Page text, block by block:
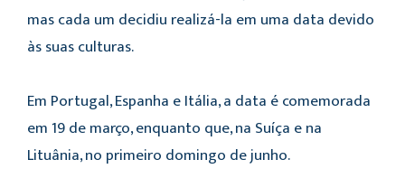
mas cada um decidiu realizá-la em uma data devido
às suas culturas.
Em Portugal, Espanha e Itália, a data é comemorada
em 19 de março, enquanto que, na Suíça e na
Lituânia, no primeiro domingo de junho.